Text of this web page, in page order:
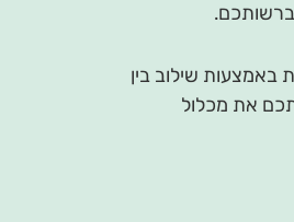
באמצעות שילוב בין
את מכלול